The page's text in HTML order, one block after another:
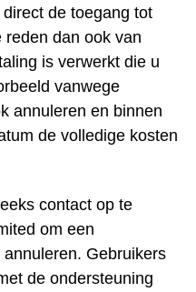
de toegang tot
reden dan ook van
is verwerkt die u
vanwege
annuleren en binnen
de volledige kosten
contact op te
om een
Gebruikers
de ondersteuning